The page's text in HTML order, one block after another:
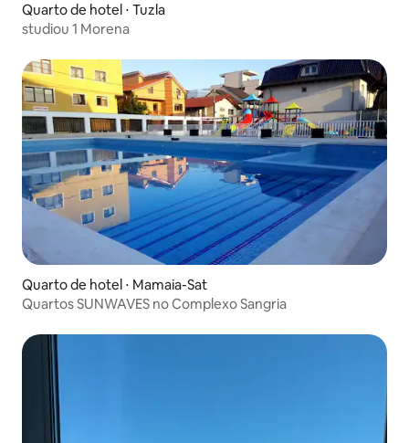
Quarto de hotel ⋅ Tuzla
studiou 1 Morena
Quarto de hotel ⋅ Mamaia-Sat
Quartos SUNWAVES no Complexo Sangria